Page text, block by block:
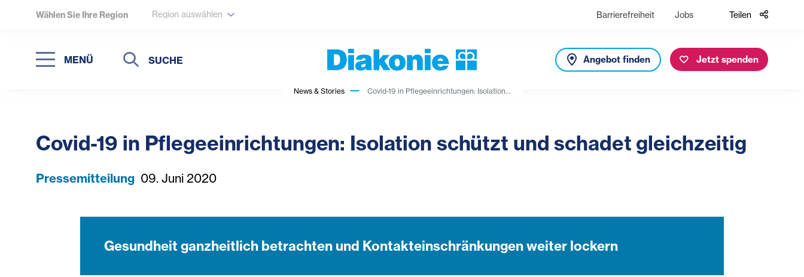
Wählen Sie Ihre Region Region auswählen Barrierefreiheit Jobs Teilen
MENÜ
Suche
Suche
Angebot finden Jetzt spenden
News & Stories Covid-19 in Pflegeeinrichtungen: Isolation...
Covid-19 in Pflegeeinrichtungen: Isolation schützt und schadet gleichzeitig
Pressemitteilung 09. Juni 2020
Gesundheit ganzheitlich betrachten und Kontakteinschränkungen weiter lockern